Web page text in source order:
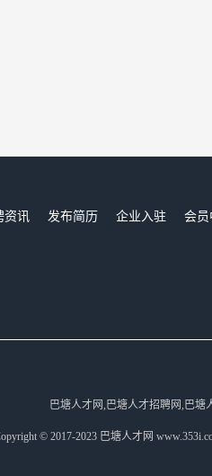
资讯 发布简历 企业入驻 会员
巴塘人才网,巴塘人才招聘网,巴塘
© 2017-2023 巴塘人才网